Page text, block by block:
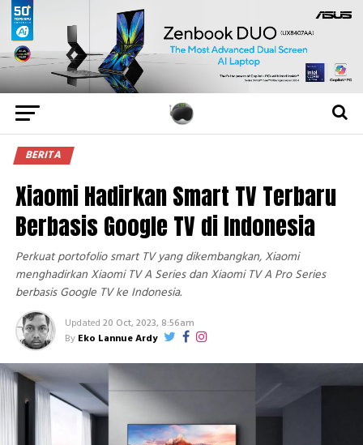
BERITA
Xiaomi Hadirkan Smart TV Terbaru
Berbasis Google TV di Indonesia
Perkuat portofolio smart TV yang dikembangkan, Xiaomi
menghadirkan Xiaomi TV A Series dan Xiaomi TV A Pro Series
berbasis Google TV ke Indonesia.
Updated 20 Oct, 2023, 8:56am
By Eko Lannue Ardy